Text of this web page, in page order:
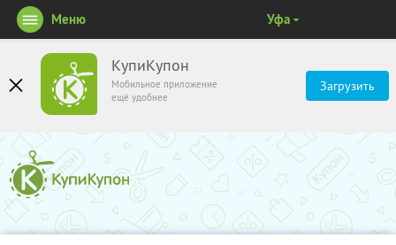
КупиКупон
Мобильное приложение
ещё удобнее
Загрузить
Меню Уфа